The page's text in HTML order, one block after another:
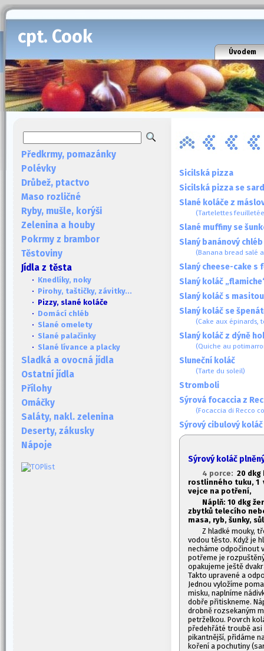
cpt. Cook
Úvodem
Předkrmy, pomazánky
Polévky
Drůbež, ptactvo
Maso rozličné
Ryby, mušle, korýši
Zelenina a houby
Pokrmy z brambor
Těstoviny
Jídla z těsta
· Knedlíky, noky
· Pirohy, taštičky, závitky...
· Pizzy, slané koláče
· Domácí chléb
· Slané omelety
· Slané palačinky
· Slané lívance a placky
Sladká a ovocná jídla
Ostatní jídla
Přílohy
Omáčky
Saláty, nakl. zelenina
Deserty, zákusky
Nápoje
Sicilská pizza
Sicilská pizza se
Slané koláče z
(Tartelettes
Slané muffiny se
Slaný banánový
(Banana bread salé
Slaný cheese-cake s
Slaný koláč
Slaný koláč s
Slaný koláč se
(Cake aux épinards,
Slaný koláč z dýně
(Quiche au
Sluneční koláč
(Tarte du soleil)
Stromboli
Sýrová focaccia z
(Focaccia di Recco
Sýrový cibulový koláč
Sýrový koláč
4 porce: 20 dkg
rostlinného tuku, 1
vejce na potření,
Náplň: 10 dkg
zbytků telecího
masa, ryb, šunky,
Z hladké mouky,
vodou těsto. Když je
necháme odpočinout
potřeme je
opakujeme ještě
Takto upravené a
Jednou vyložíme
misku, naplníme
dobře přitiskneme.
drobně rozsekaným
petrželkou. Povrch
předehřáté troubě asi
pikantnější, přidáme
koření a pochutiny